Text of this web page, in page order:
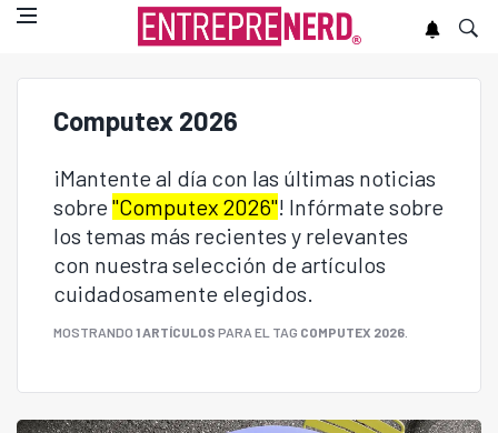
Computex 2026
¡Mantente al día con las últimas noticias
sobre "Computex 2026"! Infórmate sobre
los temas más recientes y relevantes
con nuestra selección de artículos
cuidadosamente elegidos.
MOSTRANDO 1 ARTÍCULOS PARA EL TAG COMPUTEX 2026